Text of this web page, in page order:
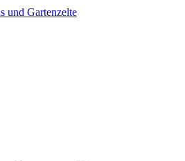
und Gartenzelte